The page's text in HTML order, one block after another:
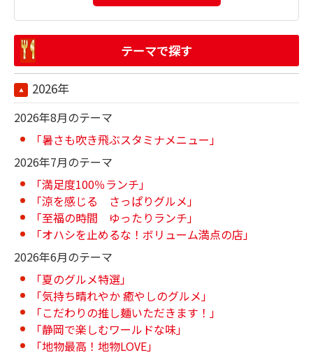
テーマで探す
2026年
2026年8月のテーマ
「暑さも吹き飛ぶスタミナメニュー」
2026年7月のテーマ
「満足度100％ランチ」
「涼を感じる さっぱりグルメ」
「至福の時間 ゆったりランチ」
「オハシを止めるな！ボリューム満点の店」
2026年6月のテーマ
「夏のグルメ特選」
「気持ち晴れやか 癒やしのグルメ」
「こだわりの推し麺いただきます！」
「静岡で楽しむワールドな味」
「地物最高！地物LOVE」